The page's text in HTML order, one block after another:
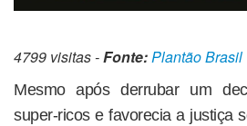
4799 visitas -Fonte:Plantão Brasil
Mesmo após derrubar um
super-ricos e favorecia a justiça